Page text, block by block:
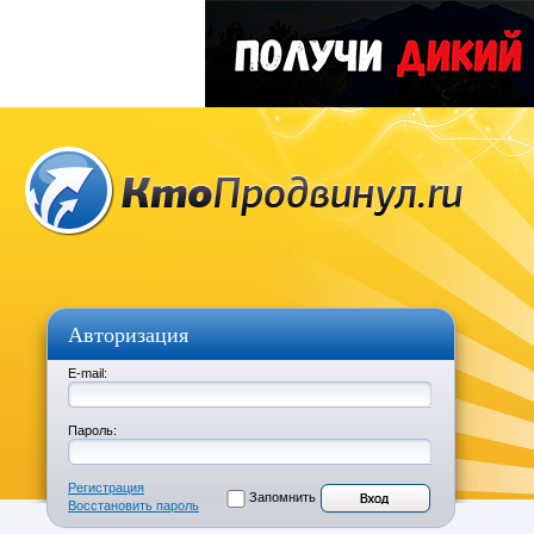
Авторизация
E-mail:
Пароль:
Регистрация
Восстановить пароль
Запомнить